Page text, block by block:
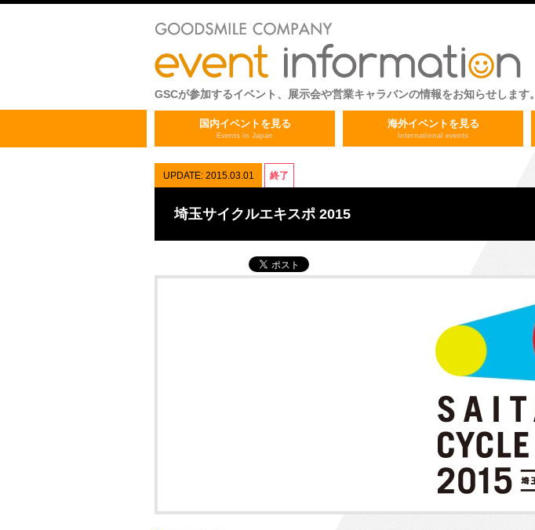
GSCが参加するイベント、展示会や営業キャラバンの情報をお知らせします。
国内イベントを見る
Events in Japan
海外イベントを見る
International events
UPDATE: 2015.03.01 終了
埼玉サイクルエキスポ 2015